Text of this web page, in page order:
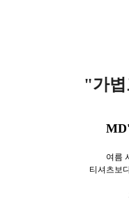
"가볍
여름
티셔츠보